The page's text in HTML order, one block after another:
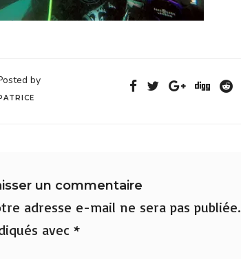
by
un commentaire
adresse e-mail ne sera pas publiée.
avec *